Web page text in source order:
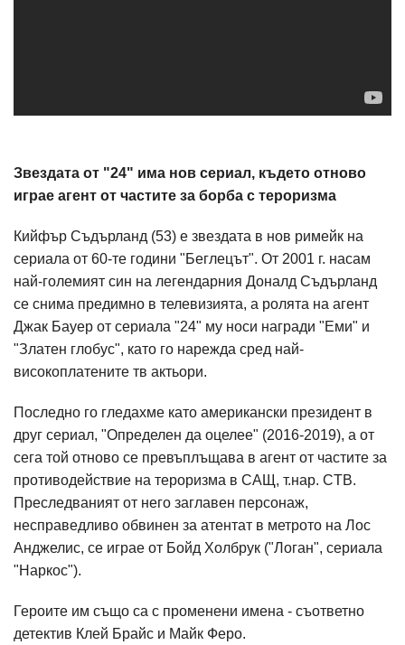
Звездата от "24" има нов сериал, където отново
играе агент от частите за борба с тероризма
Кийфър Съдърланд (53) е звездата в нов римейк на
сериала от 60-те години "Беглецът". От 2001 г. насам
най-големият син на легендарния Доналд Съдърланд
се снима предимно в телевизията, а ролята на агент
Джак Бауер от сериала "24" му носи награди "Еми" и
"Златен глобус", като го нарежда сред най-
високоплатените тв актьори.
Последно го гледахме като американски президент в
друг сериал, "Определен да оцелее" (2016-2019), а от
сега той отново се превъплъщава в агент от частите за
противодействие на тероризма в САЩ, т.нар. CTB.
Преследваният от него заглавен персонаж,
несправедливо обвинен за атентат в метрото на Лос
Анджелис, се играе от Бойд Холбрук ("Логан", сериала
"Наркос").
Героите им също са с променени имена - съответно
детектив Клей Брайс и Майк Феро.